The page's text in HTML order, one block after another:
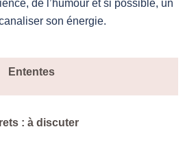
de l’humour et si possible, un
son énergie.
Ententes
: à discuter